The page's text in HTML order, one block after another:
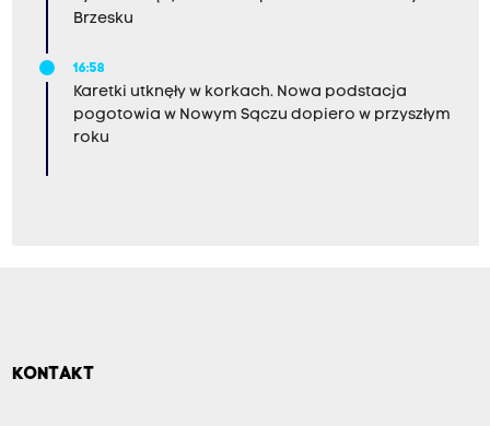
Brzesku
16:58
Karetki utknęły w korkach. Nowa podstacja
pogotowia w Nowym Sączu dopiero w przyszłym
roku
KONTAKT